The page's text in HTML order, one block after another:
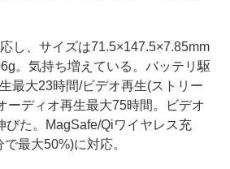
し、サイズは71.5×147.5×7.85mm
。気持ち増えている。バッテリ駆
最大23時間/ビデオ再生(ストリー
ーディオ再生最大75時間。ビデオ
びた。MagSafe/Qiワイヤレス充
最大50%)に対応。